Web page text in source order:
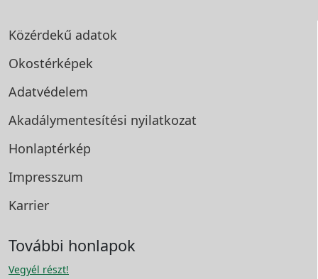
Közérdekű adatok
Okostérképek
Adatvédelem
Akadálymentesítési nyilatkozat
Honlaptérkép
Impresszum
Karrier
További honlapok
Vegyél részt!